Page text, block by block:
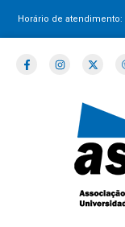
Horário de atendimento: